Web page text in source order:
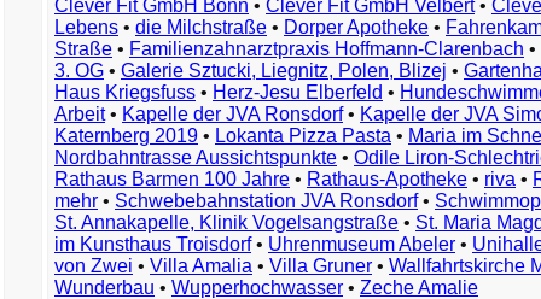
Clever Fit GmbH Bonn • Clever Fit GmbH Velbert•
Lebens • die Milchstraße • Dorper Apotheke •
Straße • Familienzahnarztpraxis Hoffmann-Clarenbach •
3. OG • Galerie Sztucki, Liegnitz, Polen, Blizej •
Haus Kriegsfuss • Herz-Jesu Elberfeld •
Arbeit• Kapelle der JVA Ronsdorf• Kapelle der JVA
Katernberg 2019 • Lokanta Pizza Pasta • Maria im
Nordbahntrasse Aussichtspunkte • Odile Liron-
Rathaus Barmen 100 Jahre • Rathaus-Apotheke • riva •
mehr • Schwebebahnstation JVA Ronsdorf•
St. Annakapelle, Klinik Vogelsangstraße • St. Maria
im Kunsthaus Troisdorf• Uhrenmuseum Abeler •
von Zwei • Villa Amalia • Villa Gruner • Wallfahrtskirche
Wunderbau • Wupperhochwasser • Zeche Amalie